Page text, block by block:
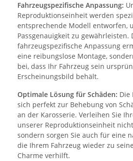
Fahrzeugspezifische Anpassung:
Reproduktionseinheit werden
entsprechende Modell entworfen,
Passgenauigkeit zu gewährleisten.
fahrzeugspezifische Anpassung
eine reibungslose Montage,
bei, dass Ihr Fahrzeug sein
Erscheinungsbild behält.
Optimale Lösung für Schäden: Die
sich perfekt zur Behebung von
an der Karosserie. Verleihen Sie
unserer Reproduktionseinheit
sondern sorgen Sie auch für eine
die Ihrem Fahrzeug wieder zu
Charme verhilft.